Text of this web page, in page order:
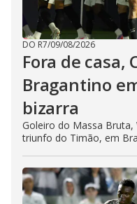
DO R7/09/08/2026
Fora de casa,
Bragantino
bizarra
Goleiro do Massa Bruta,
triunfo do Timão, em